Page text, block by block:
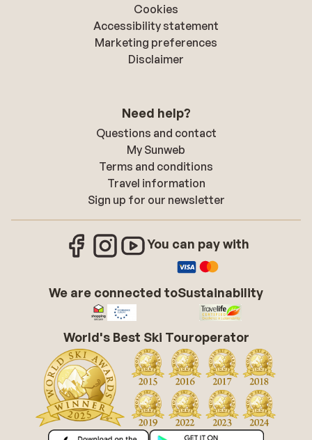
Cookies
Accessibility statement
Marketing preferences
Disclaimer
Need help?
Questions and contact
My Sunweb
Terms and conditions
Travel information
Sign up for our newsletter
You can pay with
We are connected toSustainability
World's Best Ski Touroperator